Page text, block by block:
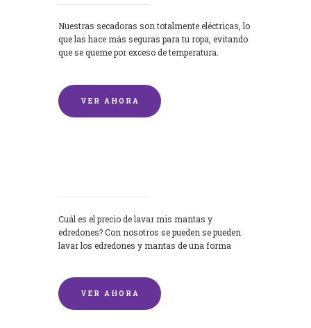
Nuestras secadoras son totalmente eléctricas, lo
que las hace más seguras para tu ropa, evitando
que se queme por exceso de temperatura.
VER AHORA
Cuál es el precio de lavar mis mantas y
edredones? Con nosotros se pueden se pueden
lavar los edredones y mantas de una forma
VER AHORA